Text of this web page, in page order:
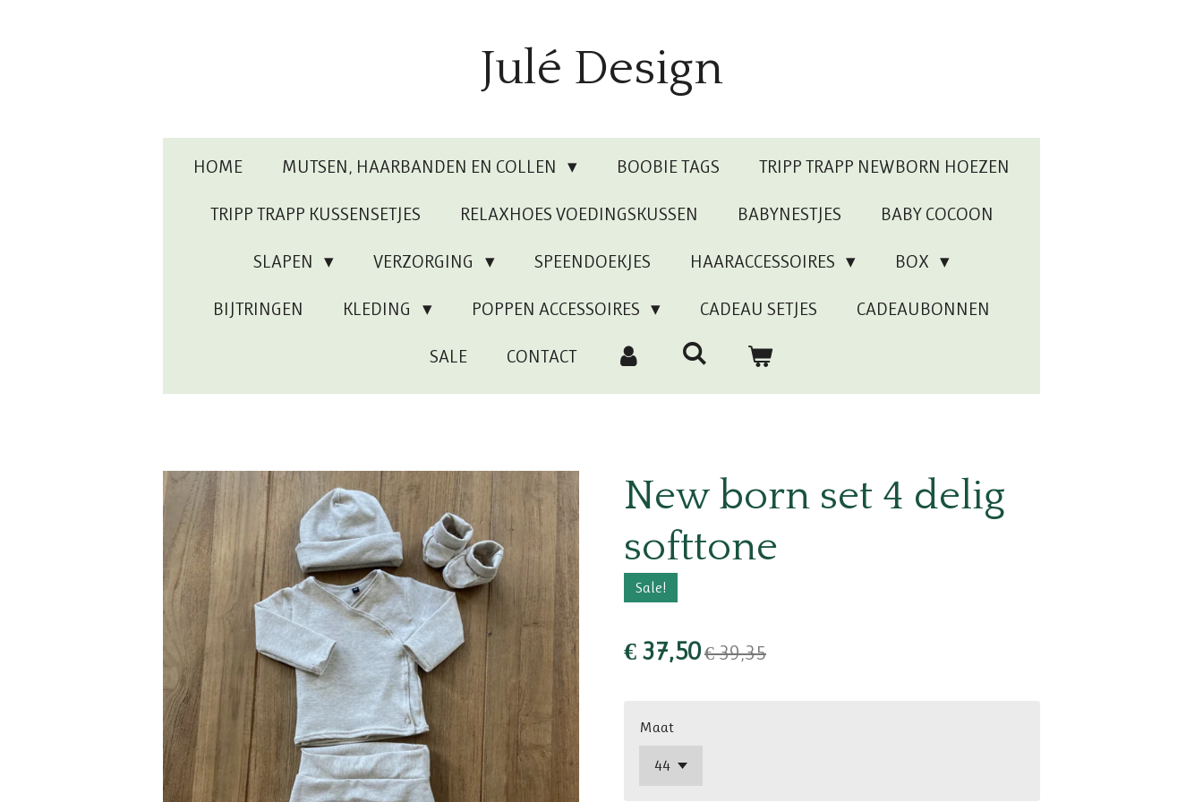
Julé Design
HOME MUTSEN, HAARBANDEN EN COLLEN BOOBIE TAGS TRIPP TRAPP NEWBORN HOEZEN
TRIPP TRAPP KUSSENSETJES RELAXHOES VOEDINGSKUSSEN BABYNESTJES BABY COCOON
SLAPEN VERZORGING SPEENDOEKJES HAARACCESSOIRES BOX
BIJTRINGEN KLEDING POPPEN ACCESSOIRES CADEAU SETJES CADEAUBONNEN
SALE CONTACT
New born set 4 delig
softtone
Sale!
€ 37,50€ 39,35
Maat